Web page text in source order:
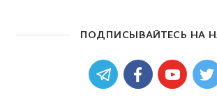
ПОДПИСЫВАЙТЕСЬ НА